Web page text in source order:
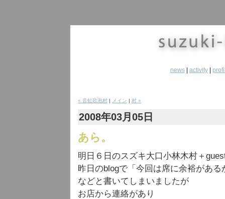
news| activity|
« 音虹歌泡村 | メイン | 村 »
2008年03月05日
あら。
明日６日のスズキ大口小林木村＋
昨日のblogで「今回は席に余裕がある
などと書いてしまいましたが
お店から連絡があり